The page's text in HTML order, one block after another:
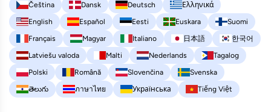
Čeština
Dansk Deutsch
Ελληνικά
English
Español Eesti Euskara
Suomi
Français
Magyar Italiano 日本語
한국어
Latviešu valoda
Malti Nederlands
Tagalog
Polski
Română Slovenčina
Svenska
తెలుగు
ภาษาไทย Українська Tiếng Việt